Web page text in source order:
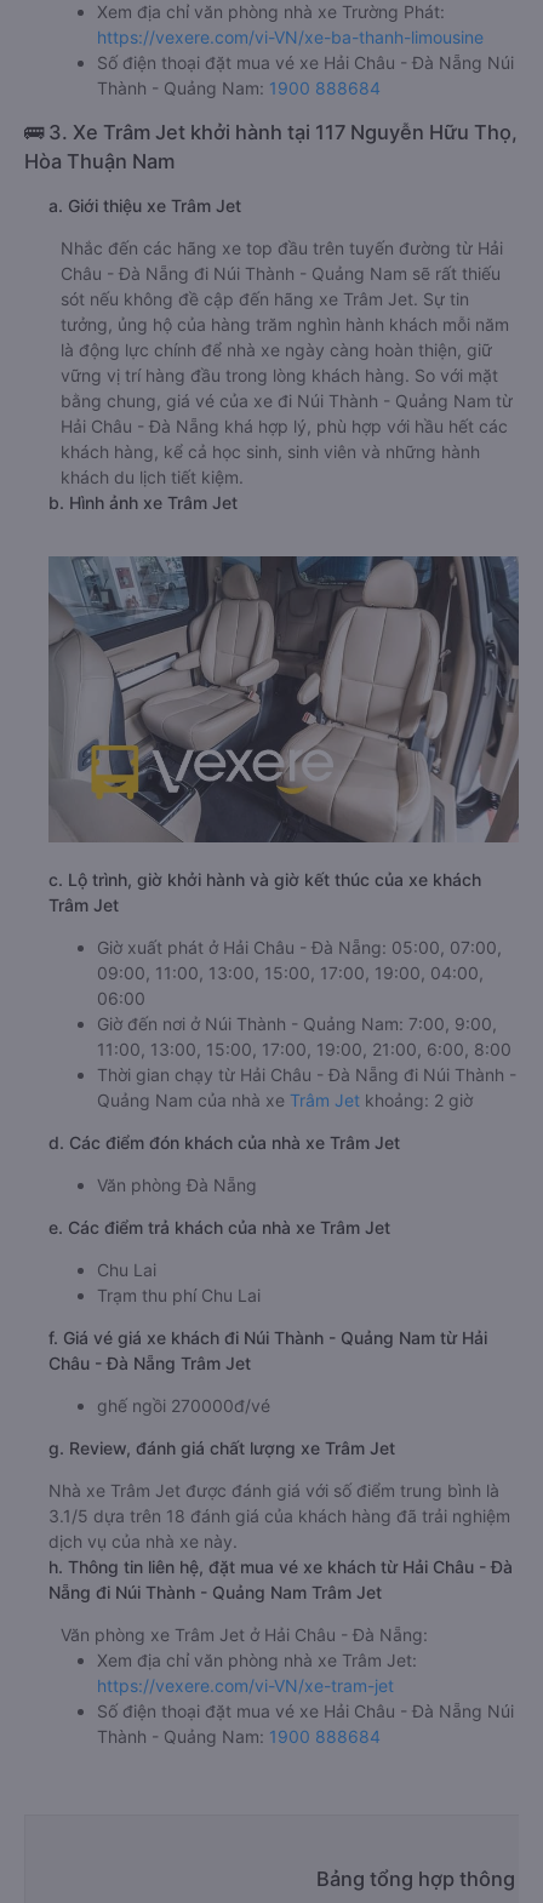
Xem địa chỉ văn phòng nhà xe Trường Phát:
https://vexere.com/vi-VN/xe-ba-thanh-limousine
Số điện thoại đặt mua vé xe Hải Châu - Đà Nẵng Núi
Thành - Quảng Nam: 1900 888684
🚌 3. Xe Trâm Jet khởi hành tại 117 Nguyễn Hữu Thọ,
Hòa Thuận Nam
a. Giới thiệu xe Trâm Jet
Nhắc đến các hãng xe top đầu trên tuyến đường từ Hải
Châu - Đà Nẵng đi Núi Thành - Quảng Nam sẽ rất thiếu
sót nếu không đề cập đến hãng xe Trâm Jet. Sự tin
tưởng, ủng hộ của hàng trăm nghìn hành khách mỗi năm
là động lực chính để nhà xe ngày càng hoàn thiện, giữ
vững vị trí hàng đầu trong lòng khách hàng. So với mặt
bằng chung, giá vé của xe đi Núi Thành - Quảng Nam từ
Hải Châu - Đà Nẵng khá hợp lý, phù hợp với hầu hết các
khách hàng, kể cả học sinh, sinh viên và những hành
khách du lịch tiết kiệm.
b. Hình ảnh xe Trâm Jet
c. Lộ trình, giờ khởi hành và giờ kết thúc của xe khách
Trâm Jet
Giờ xuất phát ở Hải Châu - Đà Nẵng: 05:00, 07:00,
09:00, 11:00, 13:00, 15:00, 17:00, 19:00, 04:00,
06:00
Giờ đến nơi ở Núi Thành - Quảng Nam: 7:00, 9:00,
11:00, 13:00, 15:00, 17:00, 19:00, 21:00, 6:00, 8:00
Thời gian chạy từ Hải Châu - Đà Nẵng đi Núi Thành -
Quảng Nam của nhà xe Trâm Jet khoảng: 2 giờ
d. Các điểm đón khách của nhà xe Trâm Jet
Văn phòng Đà Nẵng
e. Các điểm trả khách của nhà xe Trâm Jet
Chu Lai
Trạm thu phí Chu Lai
f. Giá vé giá xe khách đi Núi Thành - Quảng Nam từ Hải
Châu - Đà Nẵng Trâm Jet
ghế ngồi 270000đ/vé
g. Review, đánh giá chất lượng xe Trâm Jet
Nhà xe Trâm Jet được đánh giá với số điểm trung bình là
3.1/5 dựa trên 18 đánh giá của khách hàng đã trải nghiệm
dịch vụ của nhà xe này.
h. Thông tin liên hệ, đặt mua vé xe khách từ Hải Châu - Đà
Nẵng đi Núi Thành - Quảng Nam Trâm Jet
Văn phòng xe Trâm Jet ở Hải Châu - Đà Nẵng:
Xem địa chỉ văn phòng nhà xe Trâm Jet:
https://vexere.com/vi-VN/xe-tram-jet
Số điện thoại đặt mua vé xe Hải Châu - Đà Nẵng Núi
Thành - Quảng Nam: 1900 888684
Bảng tổng hợp thông